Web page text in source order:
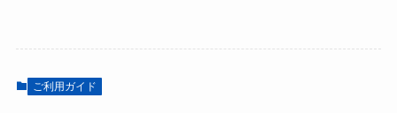
ご利用ガイド